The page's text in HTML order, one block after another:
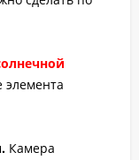
элемента
Камера